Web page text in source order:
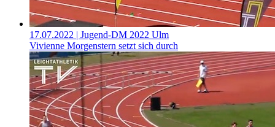
17.07.2022 | Jugend-DM 2022 Ulm
Vivienne Morgenstern setzt sich durch